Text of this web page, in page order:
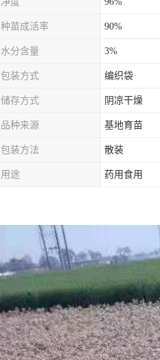
种苗成活率 90%
水分含量 3%
包装方式 编织袋
储存方式 阴凉干燥
品种来源 基地育苗
包装方法 散装
用途 药用食用